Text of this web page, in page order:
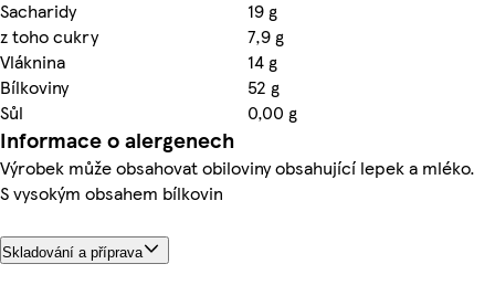
Sacharidy
19 g
z toho cukry
7,9 g
Vláknina
14 g
Bílkoviny
52 g
Sůl
0,00 g
Informace o alergenech
Výrobek může obsahovat obiloviny obsahující lepek a mléko.
S vysokým obsahem bílkovin
Skladování a příprava